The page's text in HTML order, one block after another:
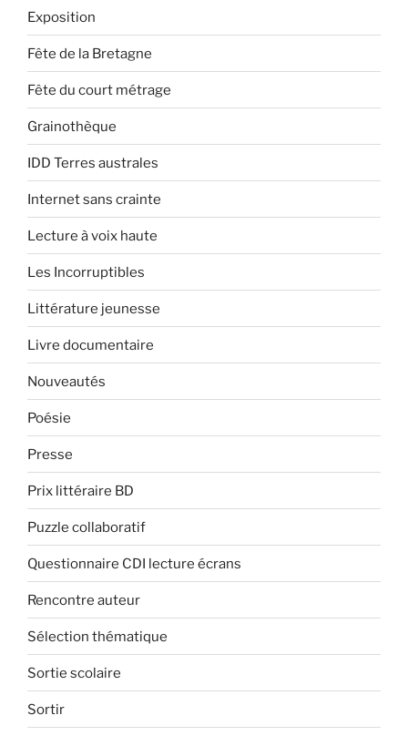
Exposition
Fête de la Bretagne
Fête du court métrage
Grainothèque
IDD Terres australes
Internet sans crainte
Lecture à voix haute
Les Incorruptibles
Littérature jeunesse
Livre documentaire
Nouveautés
Poésie
Presse
Prix littéraire BD
Puzzle collaboratif
Questionnaire CDI lecture écrans
Rencontre auteur
Sélection thématique
Sortie scolaire
Sortir